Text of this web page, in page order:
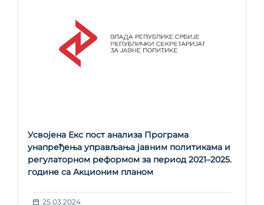
Усвојена Екс пост анализа Програма
унапређења управљања јавним политикамa и
регулаторном реформом за период 2021–2025.
године са Акционим планом
25.03.2024